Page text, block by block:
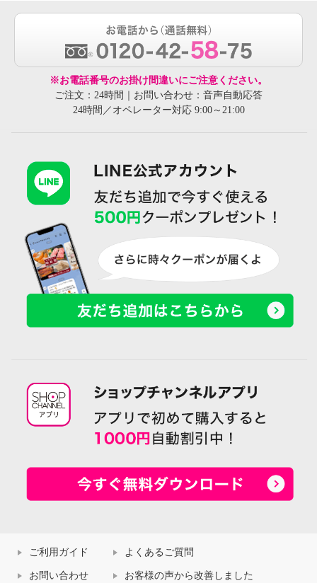
※お電話番号のお掛け間違いにご注意ください。
ご注文：24時間｜お問い合わせ：音声自動応答
24時間／オペレーター対応 9:00～21:00
ご利用ガイド よくあるご質問
お問い合わせ お客様の声から改善しました